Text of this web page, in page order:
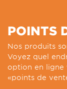
POINTS
Nos produits
Voyez quel
option en ligne
«points de